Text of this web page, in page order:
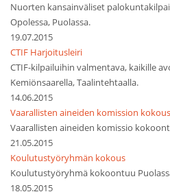
Nuorten kansainväliset
Opolessa, Puolassa.
19.07.2015
CTIF Harjoitusleiri
CTIF-kilpailuihin valmentava, kaikille
Kemiönsaarella, Taalintehtaalla.
14.06.2015
Vaarallisten aineiden komission kokous
Vaarallisten aineiden komissio
21.05.2015
Koulutustyöryhmän kokous
Koulutustyöryhmä kokoontuu
18.05.2015